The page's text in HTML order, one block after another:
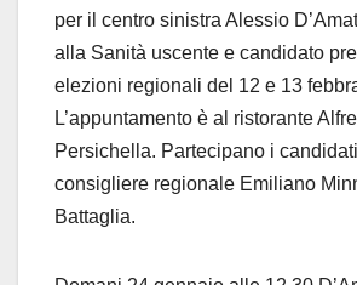
per il centro sinistra Alessio
alla Sanità uscente e candidato
elezioni regionali del 12 e 13
L’appuntamento è al ristorante
Persichella. Partecipano i
consigliere regionale Emiliano
Battaglia.